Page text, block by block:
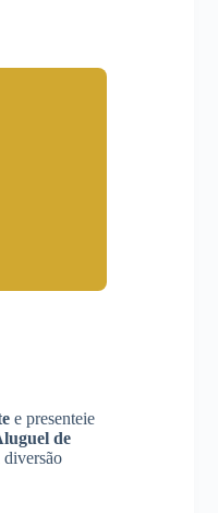
e presenteie
de